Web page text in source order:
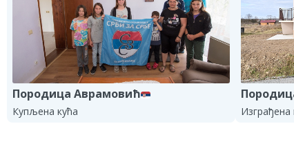
Породица Аврамовић
Купљена кућа Изграђена